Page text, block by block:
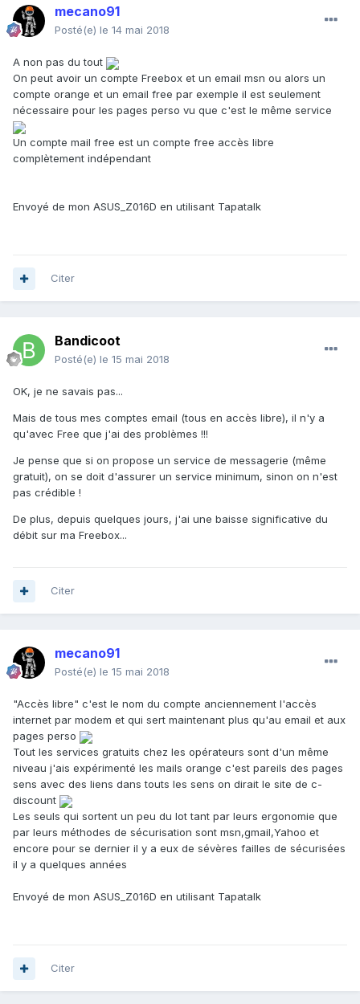
mecano91
Posté(e) le 14 mai 2018
A non pas du tout
On peut avoir un compte Freebox et un email msn ou alors un
compte orange et un email free par exemple il est seulement
nécessaire pour les pages perso vu que c'est le même service
Un compte mail free est un compte free accès libre
complètement indépendant
Envoyé de mon ASUS_Z016D en utilisant Tapatalk
Citer
Bandicoot
Posté(e) le 15 mai 2018
OK, je ne savais pas...
Mais de tous mes comptes email (tous en accès libre), il n'y a
qu'avec Free que j'ai des problèmes !!!
Je pense que si on propose un service de messagerie (même
gratuit), on se doit d'assurer un service minimum, sinon on n'est
pas crédible !
De plus, depuis quelques jours, j'ai une baisse significative du
débit sur ma Freebox...
Citer
mecano91
Posté(e) le 15 mai 2018
"Accès libre" c'est le nom du compte anciennement l'accès
internet par modem et qui sert maintenant plus qu'au email et aux
pages perso
Tout les services gratuits chez les opérateurs sont d'un même
niveau j'ais expérimenté les mails orange c'est pareils des pages
sens avec des liens dans touts les sens on dirait le site de c-
discount
Les seuls qui sortent un peu du lot tant par leurs ergonomie que
par leurs méthodes de sécurisation sont msn,gmail,Yahoo et
encore pour se dernier il y a eux de sévères failles de sécurisées
il y a quelques années
Envoyé de mon ASUS_Z016D en utilisant Tapatalk
Citer